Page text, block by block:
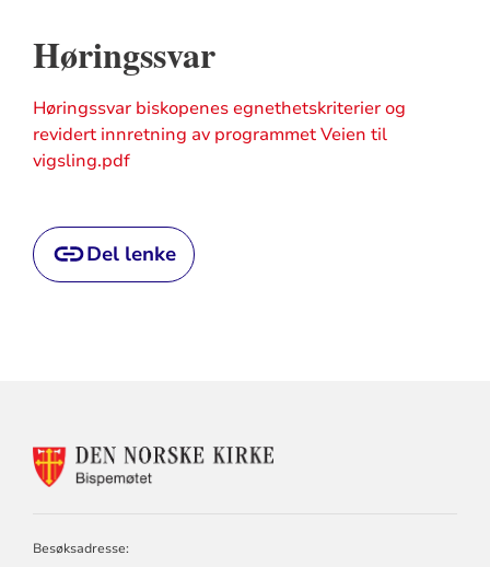
Høringssvar
Høringssvar biskopenes egnethetskriterier og
revidert innretning av programmet Veien til
vigsling.pdf
Del lenke
KONTAKTINFORMASJON
Besøksadresse: